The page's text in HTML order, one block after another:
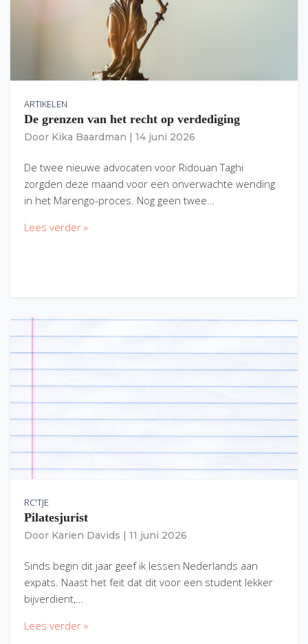
ARTIKELEN
De grenzen van het recht op verdediging
Door Kika Baardman 14 juni 2026
De twee nieuwe advocaten voor Ridouan Taghi
zorgden deze maand voor een onverwachte wending
in het Marengo-proces. Nog geen twee…
Lees verder »
RC'TJE
Pilatesjurist
Door Karien Davids 11 juni 2026
Sinds begin dit jaar geef ik lessen Nederlands aan
expats. Naast het feit dat dit voor een student lekker
bijverdient,…
Lees verder »